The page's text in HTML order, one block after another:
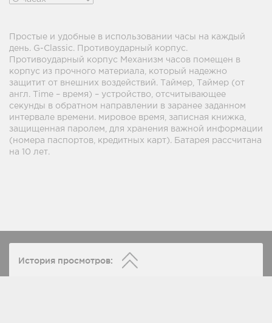
Простые и удобные в использовании часы на каждый
день. G-Classic. Противоударный корпус.
Противоударный корпус Механизм часов помещен в
корпус из прочного материала, который надежно
защитит от внешних воздействий. Таймер, Таймер (от
англ. Time – время) – устройство, отсчитывающее
секунды в обратном направлении в заранее заданном
интервале времени. мировое время, записная книжка,
защищенная паролем, для хранения важной информации
(номера паспортов, кредитных карт). Батарея рассчитана
на 10 лет.
История просмотров: